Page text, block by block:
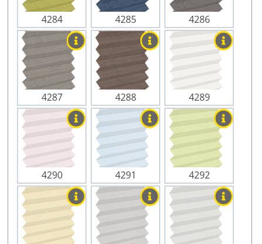
4284 4285 4286
4287 4288 4289
4290 4291 4292